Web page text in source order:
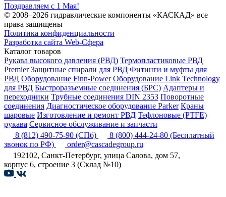
Поздравляем с 1 Мая!
© 2008–2026 гидравлические компоненты «КАСКАД» все
права защищены
Политика конфиденциальности
Разработка сайта Web-Сфера
Каталог товаров
Рукава высокого давления (РВД) Термопластиковые РВД
Premier Защитные спирали для РВД Фитинги и муфты для
РВД Оборудование Finn-Power Оборудование Link Technology
для РВД Быстроразъемные соединения (БРС) Адаптеры и
переходники Трубные соединения DIN 2353 Поворотные
соединения Диагностическое оборудование Parker Краны
шаровые Изготовление и ремонт РВД Тефлоновые (PTFE)
рукава Сервисное обслуживание и запчасти
8 (812) 490-75-90 (СПб) 8 (800) 444-24-80 (Бесплатный
звонок по РФ)
order@cascadegroup.ru
192102, Санкт-Петербург, улица Салова, дом 57,
корпус 6, строение 3 (Склад №10)